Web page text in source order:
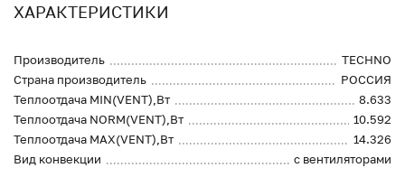
ХАРАКТЕРИСТИКИ
Производитель
TECHNO
Страна производитель
РОССИЯ
Теплоотдача MIN(VENT),Вт
8.633
Теплоотдача NORM(VENT),Вт
10.592
Теплоотдача MAX(VENT),Вт
14.326
Вид конвекции
с вентиляторами